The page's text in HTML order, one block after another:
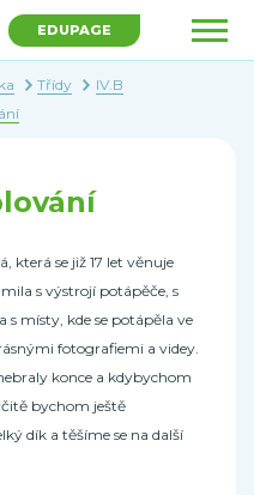
EDUPAGE
Třídy
IV.B
která se již 17 let věnuje
s výstrojí potápěče, s
místy, kde se potápěla ve
fotografiemi a videy.
konce a kdybychom
bychom ještě
dík a těšíme se na další